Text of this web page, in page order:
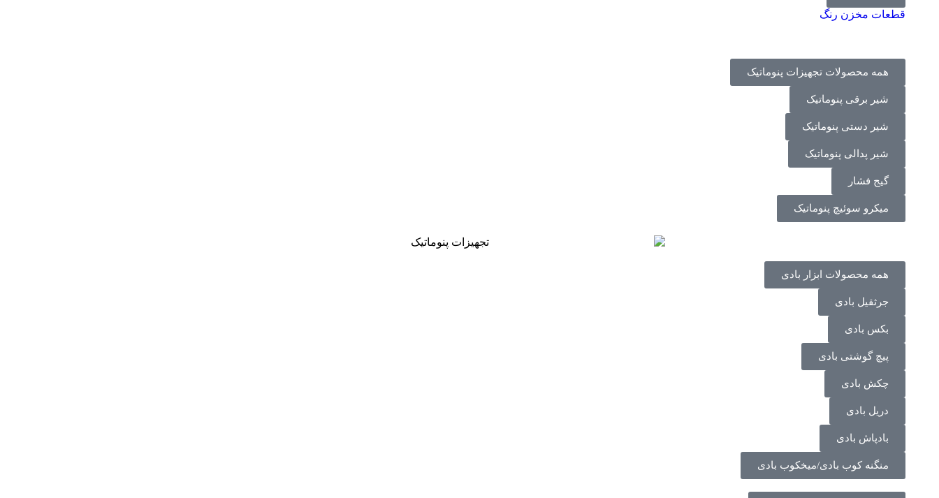
قطعات مخزن رنگ
همه محصولات تجهیزات پنوماتیک
شیر برقی پنوماتیک
شیر دستی پنوماتیک
شیر پدالی پنوماتیک
گیج فشار
میکرو سوئیچ پنوماتیک
همه محصولات ابزار بادی
جرثقیل بادی
بکس بادی
پیچ گوشتی بادی
چکش بادی
دریل بادی
بادپاش بادی
منگنه کوب بادی/میخکوب بادی